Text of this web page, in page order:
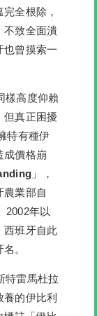
全根除，
不致全面潰
也曾摸索一
樣高度仰賴
但真正困擾
特有種伊
成價格崩
」
，
農業部自
2002年以
西班牙自此
。
特雷馬杜拉
的伊比利